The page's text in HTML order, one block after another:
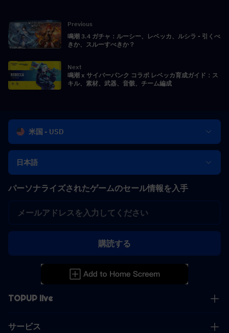
Previous
鳴潮 3.4 ガチャ：ルーシー、レベッカ、ルシラ - 引くべ
きか、スルーすべきか？
Next
鳴潮 x サイバーパンク コラボ レベッカ育成ガイド：ス
キル、素材、武器、音骸、チーム編成
米国 - USD
日本語
TOPUP live
サービス
パーソナライズされたゲームのセール情報を入手
購読する